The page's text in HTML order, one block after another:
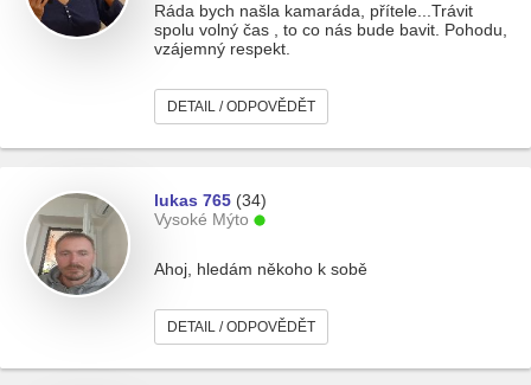
Ráda bych našla kamaráda, přítele...Trávit
spolu volný čas , to co nás bude bavit. Pohodu,
vzájemný respekt.
DETAIL / ODPOVĚDĚT
lukas 765 (34)
Vysoké Mýto
Ahoj, hledám někoho k sobě
DETAIL / ODPOVĚDĚT